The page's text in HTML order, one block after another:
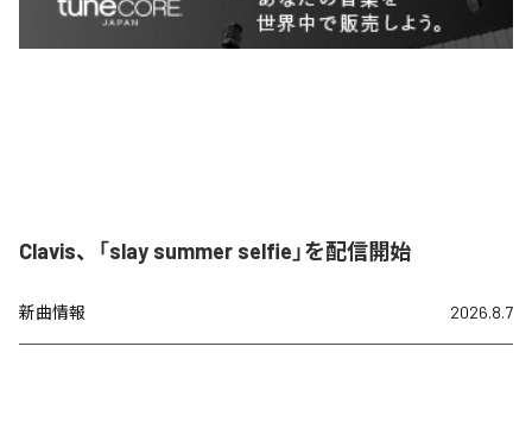
Clavis、「slay summer selfie」を配信開始
新曲情報 2026.8.7